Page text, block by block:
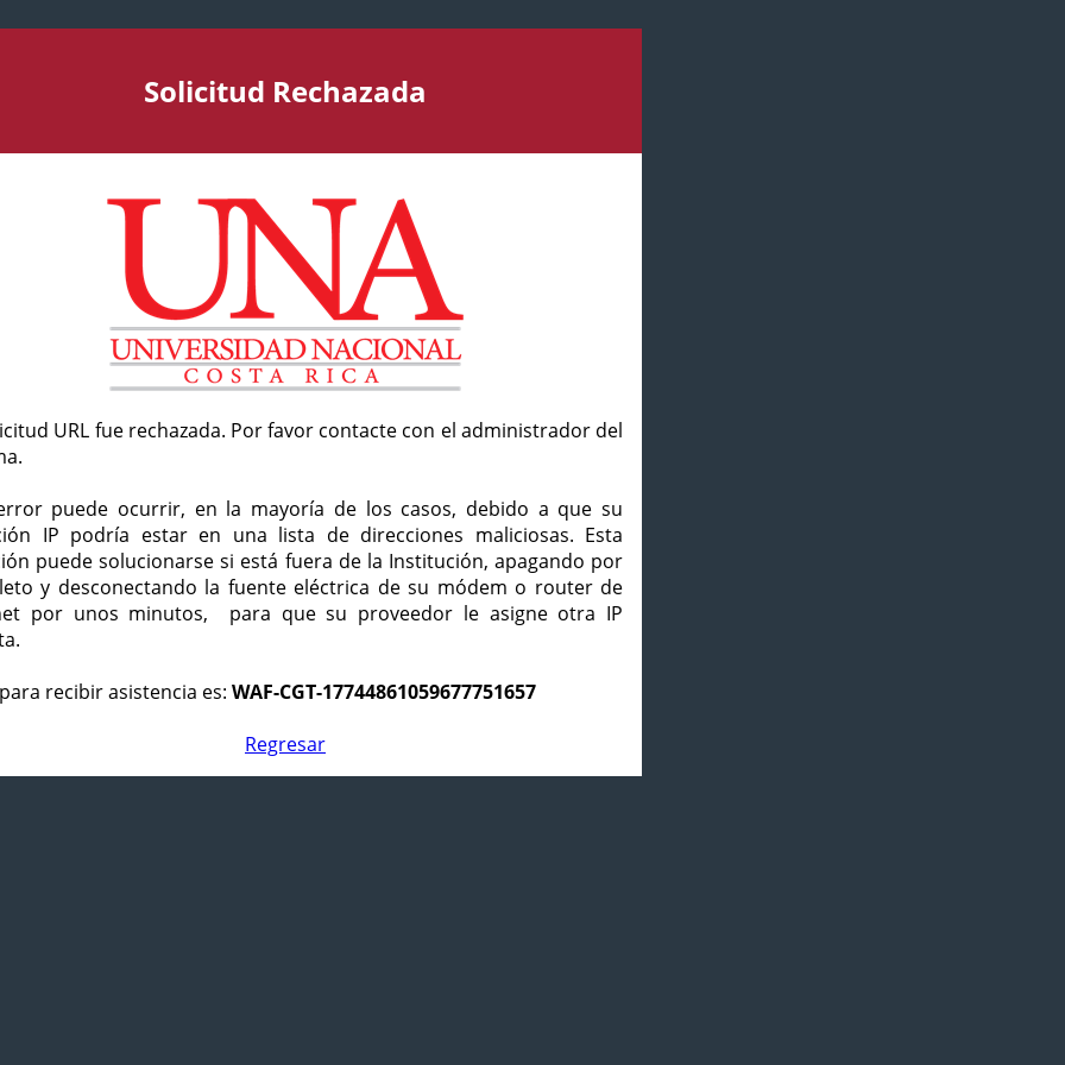
Solicitud Rechazada
URL fue rechazada. Por favor contacte con el administrador del
puede ocurrir, en la mayoría de los casos, debido a que su
IP podría estar en una lista de direcciones maliciosas. Esta
puede solucionarse si está fuera de la Institución, apagando por
y desconectando la fuente eléctrica de su módem o router de
por unos minutos, para que su proveedor le asigne otra IP
recibir asistencia es: WAF-CGT-17744861059677751657
Regresar